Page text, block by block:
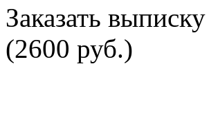
Заказать
(2600 руб.)